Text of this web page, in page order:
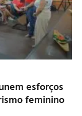
esforços
feminino